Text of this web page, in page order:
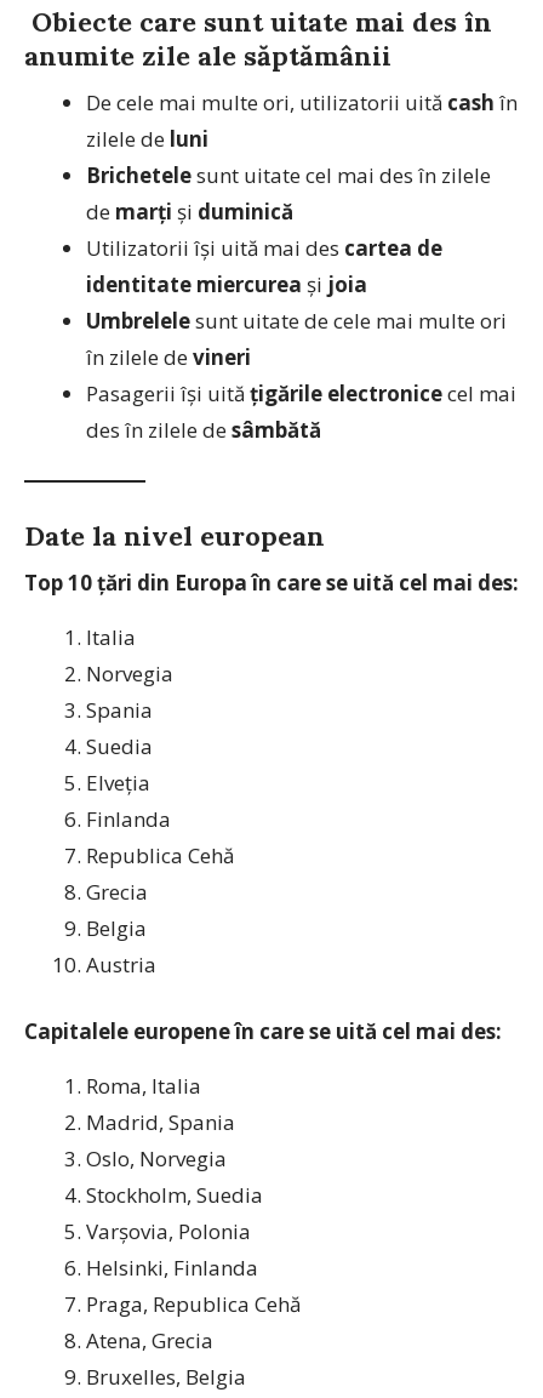
Obiecte care sunt uitate mai des în
anumite zile ale săptămânii
De cele mai multe ori, utilizatorii uită cash în
zilele de luni
Brichetelesunt uitate cel mai des în zilele
de marți și duminică
Utilizatorii își uită mai des cartea de
identitate miercurea și joia
Umbrelelesunt uitate de cele mai multe ori
în zilele de vineri
Pasagerii își uită țigările electronicecel mai
des în zilele de sâmbătă
Date la nivel european
Top 10 țări din Europa în care se uită cel mai des:
Italia
Norvegia
Spania
Suedia
Elveția
Finlanda
Republica Cehă
Grecia
Belgia
Austria
Capitalele europene în care se uită cel mai des:
Roma, Italia
Madrid, Spania
Oslo, Norvegia
Stockholm, Suedia
Varșovia, Polonia
Helsinki, Finlanda
Praga, Republica Cehă
Atena, Grecia
Bruxelles, Belgia